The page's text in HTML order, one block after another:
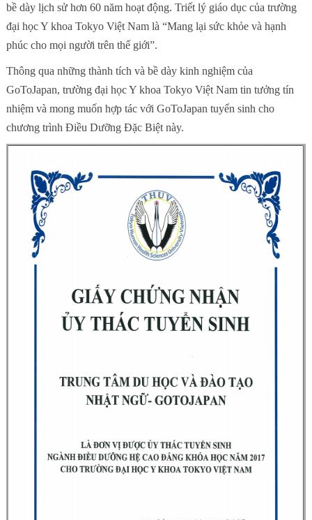
bề dày lịch sử hơn 60 năm hoạt động. Triết lý giáo dục của trường
đại học Y khoa Tokyo Việt Nam là “Mang lại sức khỏe và hạnh
phúc cho mọi người trên thế giới”.
Thông qua những thành tích và bề dày kinh nghiệm của
GoToJapan, trường đại học Y khoa Tokyo Việt Nam tin tưởng tín
nhiệm và mong muốn hợp tác với GoToJapan tuyển sinh cho
chương trình Điều Dưỡng Đặc Biệt này.